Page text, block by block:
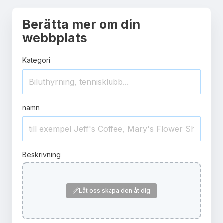
Berätta mer om din
webbplats
Kategori
namn
Beskrivning
Låt oss skapa den åt dig